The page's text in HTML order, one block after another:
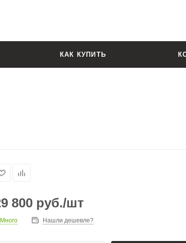
КАК КУПИТЬ
800 руб./шт
Много Нашли дешевле?